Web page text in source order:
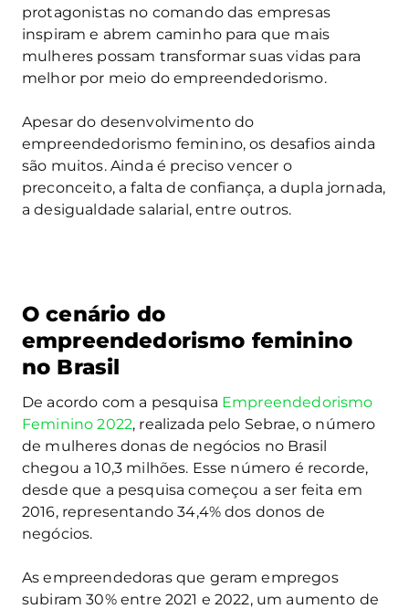
protagonistas no comando das empresas
inspiram e abrem caminho para que mais
mulheres possam transformar suas vidas para
melhor por meio do empreendedorismo.
Apesar do desenvolvimento do
empreendedorismo feminino, os desafios ainda
são muitos. Ainda é preciso vencer o
preconceito, a falta de confiança, a dupla jornada,
a desigualdade salarial, entre outros.
O cenário do
empreendedorismo feminino
no Brasil
De acordo com a pesquisa Empreendedorismo
Feminino 2022, realizada pelo Sebrae, o número
de mulheres donas de negócios no Brasil
chegou a 10,3 milhões. Esse número é recorde,
desde que a pesquisa começou a ser feita em
2016, representando 34,4% dos donos de
negócios.
As empreendedoras que geram empregos
subiram 30% entre 2021 e 2022, um aumento de